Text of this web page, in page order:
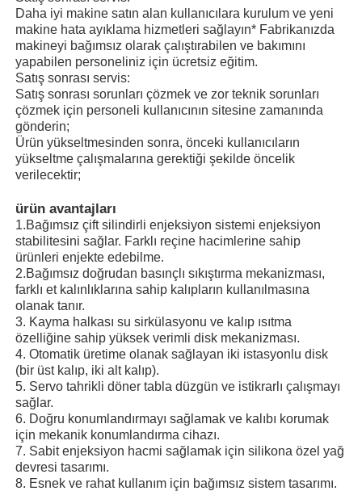
Fabrika turu
Kalite kontrol
Bize ulaşın
Haberler
Tüm servis talepleri
Teklif isteği
LSR Enjeksiyon Makinesi
Silikon Enjeksiyon Kalıplama Makinesi
LSR dozlama sistemi
Daha iyi makine satın alan kullanıcılara kurulum ve yeni
makine hata ayıklama hizmetleri sağlayın* Fabrikanızda
makineyi bağımsız olarak çalıştırabilen ve bakımını
yapabilen personeliniz için ücretsiz eğitim.
Satış sonrası servis:
Satış sonrası sorunları çözmek ve zor teknik sorunları
çözmek için personeli kullanıcının sitesine zamanında
gönderin;
Ürün yükseltmesinden sonra, önceki kullanıcıların
yükseltme çalışmalarına gerektiği şekilde öncelik
verilecektir;
ürün avantajları
1.Bağımsız çift silindirli enjeksiyon sistemi enjeksiyon
stabilitesini sağlar. Farklı reçine hacimlerine sahip
ürünleri enjekte edebilme.
2.Bağımsız doğrudan basınçlı sıkıştırma mekanizması,
farklı et kalınlıklarına sahip kalıpların kullanılmasına
olanak tanır.
3. Kayma halkası su sirkülasyonu ve kalıp ısıtma
özelliğine sahip yüksek verimli disk mekanizması.
4. Otomatik üretime olanak sağlayan iki istasyonlu disk
(bir üst kalıp, iki alt kalıp).
5. Servo tahrikli döner tabla düzgün ve istikrarlı çalışmayı
sağlar.
6. Doğru konumlandırmayı sağlamak ve kalıbı korumak
için mekanik konumlandırma cihazı.
7. Sabit enjeksiyon hacmi sağlamak için silikona özel yağ
devresi tasarımı.
8. Esnek ve rahat kullanım için bağımsız sistem tasarımı.